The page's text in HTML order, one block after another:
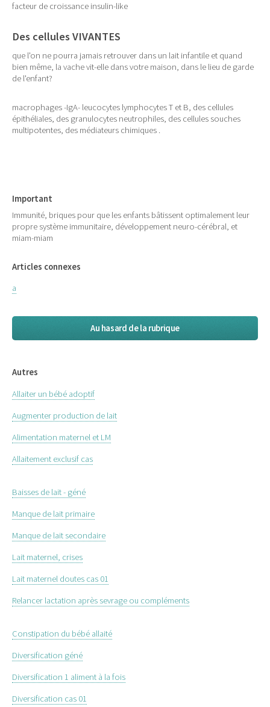
facteur de croissance insulin-like
Des cellules VIVANTES
que l'on ne pourra jamais retrouver dans un lait infantile et quand
bien même, la vache vit-elle dans votre maison, dans le lieu de garde
de l'enfant?
macrophages -IgA- leucocytes lymphocytes T et B, des cellules
épithéliales, des granulocytes neutrophiles, des cellules souches
multipotentes, des médiateurs chimiques .
Important
Immunité, briques pour que les enfants bâtissent optimalement leur
propre système immunitaire, développement neuro-cérébral, et
miam-miam
Articles connexes
a
Au hasard de la rubrique
Autres
Allaiter un bébé adoptif
Augmenter production de lait
Alimentation maternel et LM
Allaitement exclusif cas
Baisses de lait - géné
Manque de lait primaire
Manque de lait secondaire
Lait maternel, crises
Lait maternel doutes cas 01
Relancer lactation après sevrage ou compléments
Constipation du bébé allaité
Diversification géné
Diversification 1 aliment à la fois
Diversification cas 01